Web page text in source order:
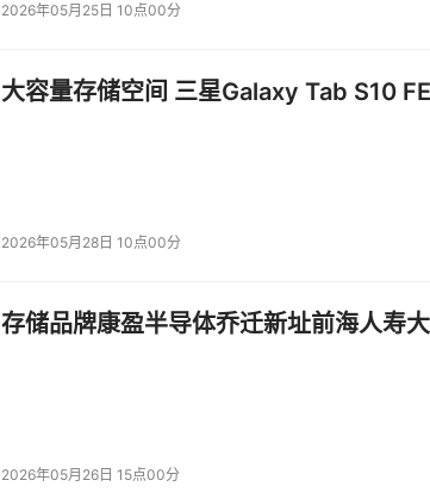
2026年05月25日 10点00分
大容量存储空间 三星Galaxy Tab S10
2026年05月28日 10点00分
存储品牌康盈半导体乔迁新址前海人寿
2026年05月26日 15点00分